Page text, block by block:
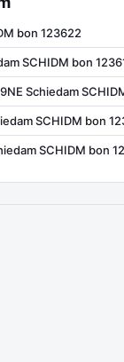
bon 123622
SCHIDM bon
Schiedam
SCHIDM bon
SCHIDM bon